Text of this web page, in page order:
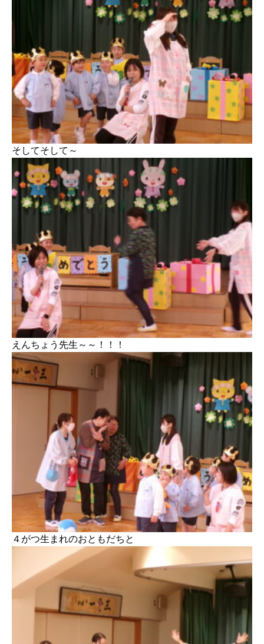
そしてそして～
えんちょう先生～～！！！
４がつ生まれのおともだちと